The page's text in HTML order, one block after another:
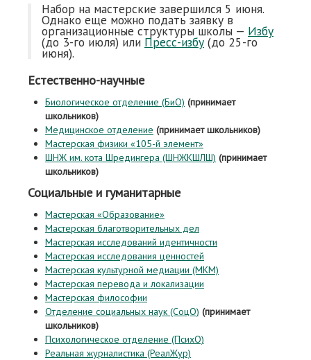
Набор на мастерские завершился 5 июня.
Однако еще можно подать заявку в
организационные структуры школы — Избу
(до 3-го июля) или Пресс-избу (до 25-го
июня).
Естественно-научные
Биологическое отделение (БиО) (принимает
школьников)
Медицинское отделение (принимает школьников)
Мастерская физики «105-й элемент»
ШНЖ им. кота Шредингера (ШНЖКШЛШ) (принимает
школьников)
Социальные и гуманитарные
Мастерская «Образование»
Мастерская благотворительных дел
Мастерская исследований идентичности
Мастерская исследования ценностей
Мастерская культурной медиации (МКМ)
Мастерская перевода и локализации
Мастерская философии
Отделение социальных наук (СоцО) (принимает
школьников)
Психологическое отделение (ПсихО)
Реальная журналистика (РеалЖур)